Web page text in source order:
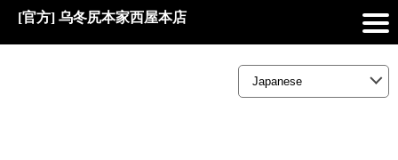
[官方] 乌冬尻本家西屋本店